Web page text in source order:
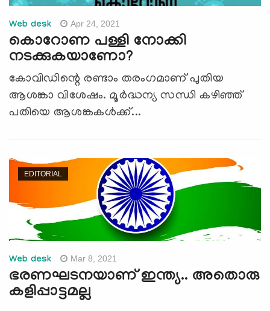
Web desk Apr 24, 2021
കൊറോണ പള്ളി നോക്കി
നടക്കുകയാണോ?
കോവിഡിന്റെ രണ്ടാം തരംഗമാണ് പുതിയ
ആശങ്കാ വിശേഷം. മൂർദ്ധന്യ സന്ധി കഴിഞ്ഞ്
പതിയെ ആശങ്കകൾക്ക്...
EDITORIAL
Web desk Mar 8, 2021
ഭരണഘടനയാണ് ഇന്ത്യ.. അതൊരു
കളിപ്പാട്ടമല്ല